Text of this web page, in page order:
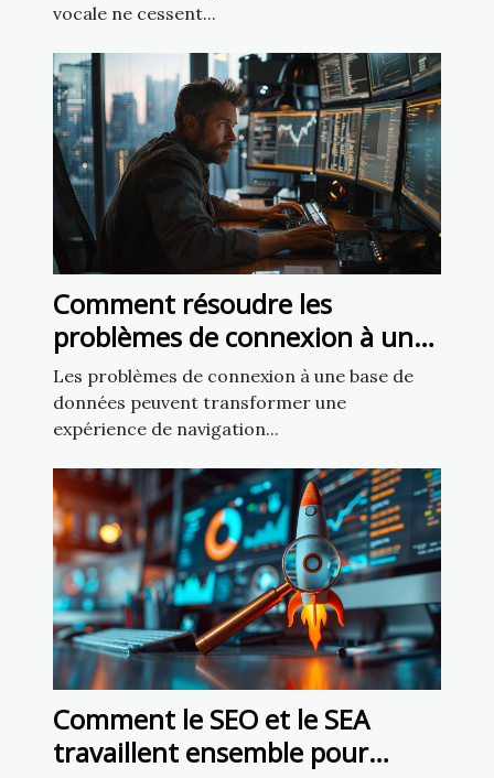
vocale ne cessent...
Comment résoudre les
problèmes de connexion à une
base de données sur un site
web
Les problèmes de connexion à une base de
données peuvent transformer une
expérience de navigation...
Comment le SEO et le SEA
travaillent ensemble pour